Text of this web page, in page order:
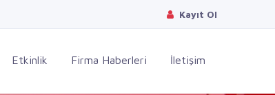
Kayıt Ol
Etkinlik Firma Haberleri İletişim